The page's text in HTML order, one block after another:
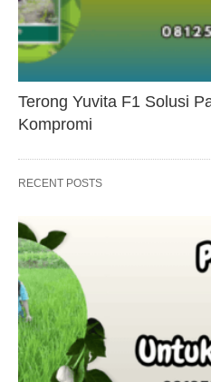
Terong Yuvita F1 Solusi
Kompromi
RECENT POSTS